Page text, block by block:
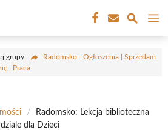
grupy
Radomsko - Ogłoszenia | Sprzedam
| Praca
/
Radomsko: Lekcja biblioteczna
dla Dzieci